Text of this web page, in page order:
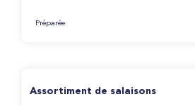
Préparée
Assortiment de salaisons